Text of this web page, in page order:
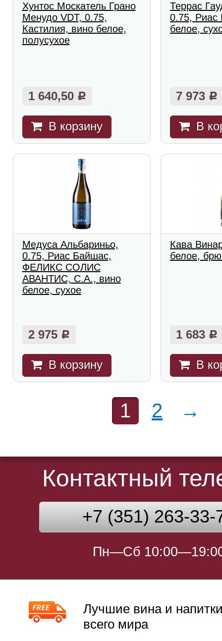
Хунтос Москатель Грано
Менудо VDT, 0.75,
Кастилия, вино белое,
полусухое
1 640,50 Р
В корзину
Террас
0.75, Риас
белое,
7 973 Р
В
Медуса Альбариньо,
0.75, Риас Байшас,
ФЕЛИКС СОЛИС
АВАНТИС, С.А., вино
белое, сухое
2 975 Р
В корзину
Кава
белое,
1 683 Р
В
1 2 →
Контактный
+7 (351) 263-33-
Пн—Сб
Лучшие вина и
всего мира